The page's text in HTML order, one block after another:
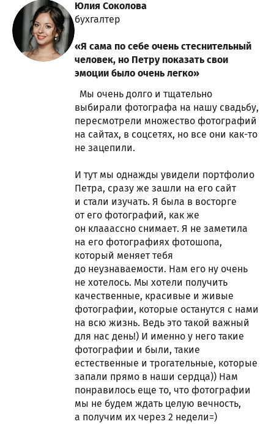
Юлия Соколова
бухгалтер
«Я сама по себе очень стеснительный
человек, но Петру показать свои
эмоции было очень легко»
Мы очень долго и тщательно
выбирали фотографа на нашу свадьбу,
пересмотрели множество фотографий
на сайтах, в соцсетях, но все они как-то
не зацепили.
И тут мы однажды увидели портфолио
Петра, сразу же зашли на его сайт
и стали изучать. Я была в восторге
от его фотографий, как же
он клааассно снимает. Я не заметила
на его фотографиях фотошопа,
который меняет тебя
до неузнаваемости. Нам его ну очень
не хотелось. Мы хотели получить
качественные, красивые и живые
фотографии, которые останутся с нами
на всю жизнь. Ведь это такой важный
для нас день!) И именно у него такие
фотографии и были, такие
естественные и трогательные, которые
запали прямо в наши сердца)) Нам
понравилось еще то, что фотографии
мы не будем ждать целую вечность,
а получим их через 2 недели=)